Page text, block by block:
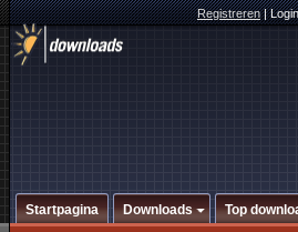
Registreren|
Startpagina Downloads Top